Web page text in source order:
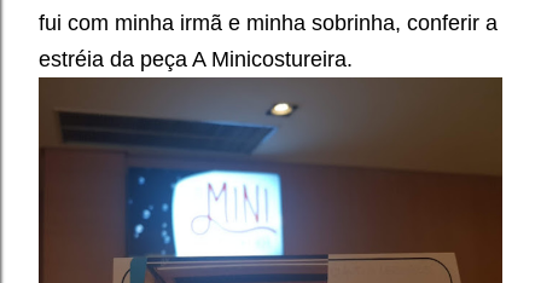
fui com minha irmã e minha sobrinha, conferir a
estréia da peça A Minicostureira.